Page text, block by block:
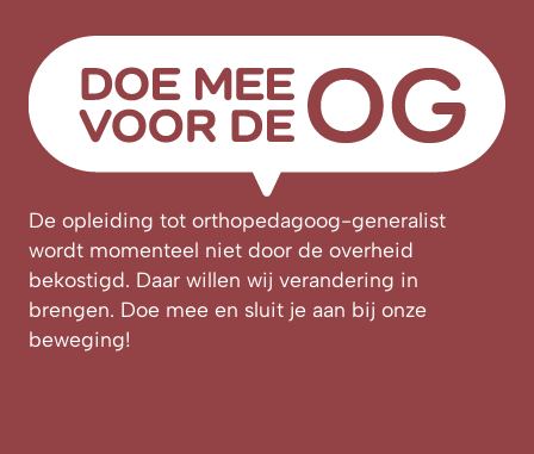
De opleiding tot orthopedagoog-generalist
wordt momenteel niet door de overheid
bekostigd. Daar willen wij verandering in
brengen. Doe mee en sluit je aan bij onze
beweging!